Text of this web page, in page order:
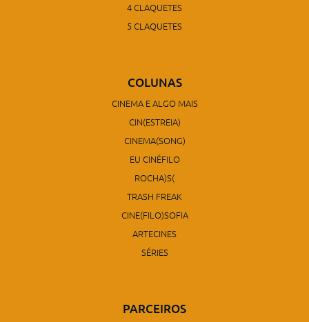
4 CLAQUETES
5 CLAQUETES
COLUNAS
CINEMA E ALGO MAIS
CIN(ESTREIA)
CINEMA(SONG)
EU CINÉFILO
ROCHA)S(
TRASH FREAK
CINE(FILO)SOFIA
ARTECINES
SÉRIES
PARCEIROS